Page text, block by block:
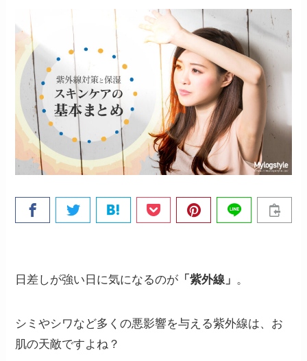
日差しが強い日に気になるのが 「紫外線」 。
シミやシワなど多くの悪影響を与える紫外線は、お
肌の天敵ですよね？